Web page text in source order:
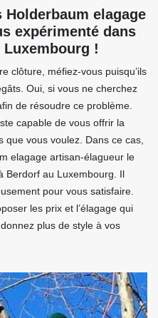
elagage
expérimenté dans
!
clôture, méfiez-vous puisqu’ils
Oui, si vous ne cherchez
de résoudre ce problème.
capable de vous offrir la
que vous voulez. Dans ce cas,
elagage artisan-élagueur le
Berdorf au Luxembourg. Il
pour vous satisfaire.
les prix et l’élagage qui
plus de style à vos